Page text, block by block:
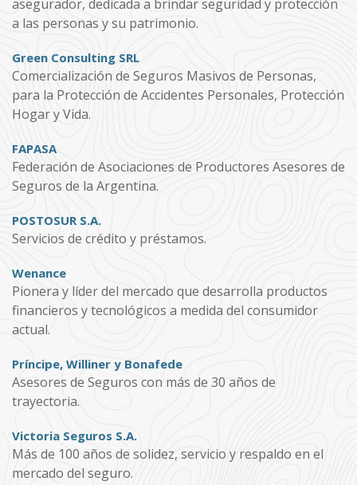
asegurador, dedicada a brindar seguridad y protección
a las personas y su patrimonio.
Green Consulting SRL
Comercialización de Seguros Masivos de Personas,
para la Protección de Accidentes Personales, Protección
Hogar y Vida.
FAPASA
Federación de Asociaciones de Productores Asesores de
Seguros de la Argentina.
POSTOSUR S.A.
Servicios de crédito y préstamos.
Wenance
Pionera y líder del mercado que desarrolla productos
financieros y tecnológicos a medida del consumidor
actual.
Príncipe, Williner y Bonafede
Asesores de Seguros con más de 30 años de
trayectoria.
Victoria Seguros S.A.
Más de 100 años de solidez, servicio y respaldo en el
mercado del seguro.